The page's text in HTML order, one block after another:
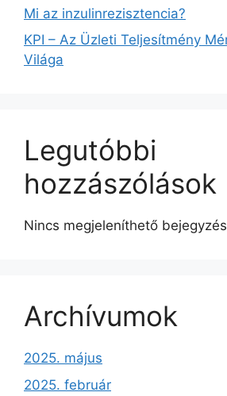
Mi az inzulinrezisztencia?
KPI – Az Üzleti Teljesítmény
Világa
Legutóbbi
hozzászólások
Nincs megjeleníthető
Archívumok
2025. május
2025. február